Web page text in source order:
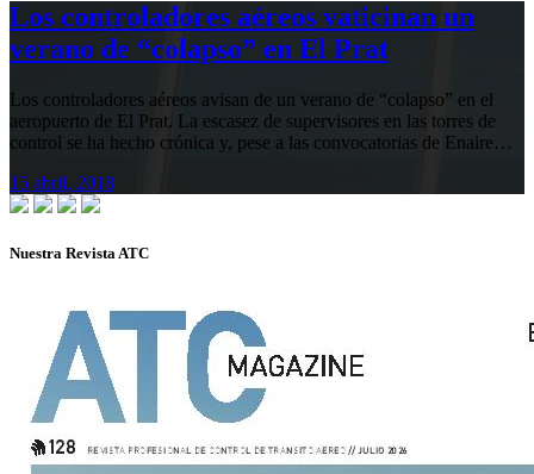
Los controladores aéreos vaticinan un
verano de “colapso” en El Prat
Los controladores aéreos avisan de un verano de “colapso” en el
aeropuerto de El Prat. La escasez de supervisores en las torres de
control se ha hecho crónica y, pese a las convocatorias de Enaire…
15 abril, 2018
Nuestra Revista ATC